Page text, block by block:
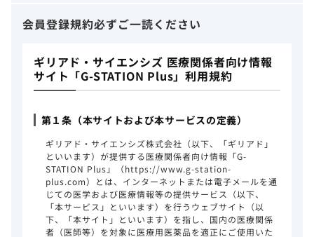
会員登録規約必ずご一読ください
ギリアド・サイエンシズ 医療関係者向け情報
サイト「G-STATION Plus」利用規約
第１条（本サイトおよび本サービスの定義）
ギリアド・サイエンシズ株式会社（以下、「ギリアド」
といいます）が提供する医療関係者向け情報「G-
STATION Plus」（https://www.g-station-
plus.com）とは、インターネットまたは電子メールを通
じての医学および医療情報等の提供サービス（以下、
「本サービス」といいます）を行うウェブサイト（以
下、「本サイト」といいます）を指し、国内の医療関係
者（医師等）を対象に医療用医薬品を適正にご使用いた